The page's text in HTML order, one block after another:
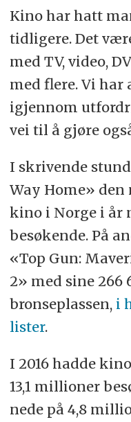
Kino har hatt
tidligere. Det
med TV, video,
med flere. Vi
igjennom
vei til å gjøre
I skrivende
Way Home» den
kino i Norge i år
besøkende. På
«Top Gun:
2» med sine 266
bronseplassen, i
lister.
I 2016 hadde
13,1 millioner
nede på 4,8